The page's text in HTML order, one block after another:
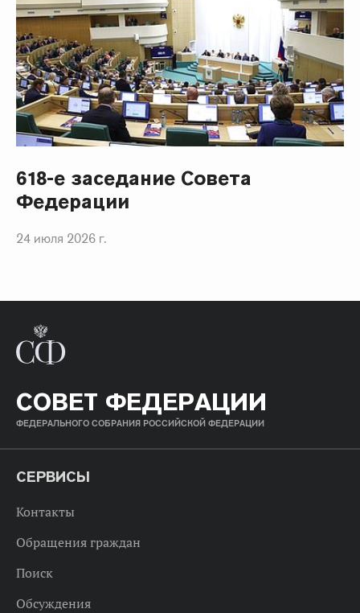
618-е заседание Совета
Федерации
24 июля 2026 г.
СОВЕТ ФЕДЕРАЦИИ
ФЕДЕРАЛЬНОГО СОБРАНИЯ РОССИЙСКОЙ ФЕДЕРАЦИИ
СЕРВИСЫ
Контакты
Обращения граждан
Поиск
Обсуждения